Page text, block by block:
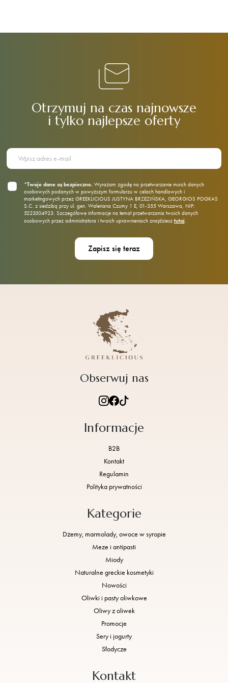
Otrzymuj na czas najnowsze
i tylko najlepsze oferty
*Twoje dane są bezpieczne. Wyrażam zgodę na przetwarzanie moich danych
osobowych podanych w powyższym formularzu w celach handlowych i
marketingowych przez GREEKLICIOUS JUSTYNA BRZEZIŃSKA, GEORGIOS POGKAS
S.C. z siedzibą przy ul. gen. Waleriana Czumy 1 E, 01‑355 Warszawa, NIP:
5223304923. Szczegółowe informacje na temat przetwarzania twoich danych
osobowych przez administratora i twoich uprawnieniach znajdziesz tutaj.
Informacje
B2B
Kontakt
Regulamin
Polityka prywatności
Kategorie
Dżemy, marmolady, owoce w syropie
Meze i antipasti
Miody
Naturalne greckie kosmetyki
Nowości
Oliwki i pasty oliwkowe
Oliwy z oliwek
Promocje
Sery i jogurty
Słodycze
Obserwuj nas
Kontakt